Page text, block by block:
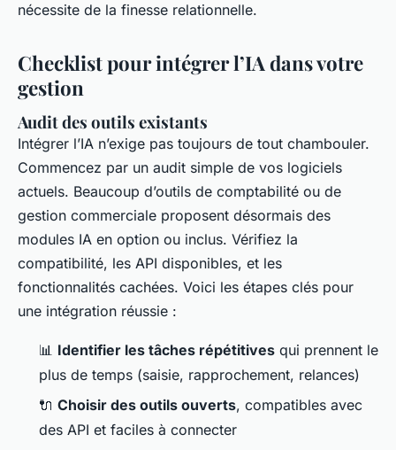
nécessite de la finesse relationnelle.
Checklist pour intégrer l’IA dans votre
gestion
Audit des outils existants
Intégrer l’IA n’exige pas toujours de tout chambouler.
Commencez par un audit simple de vos logiciels
actuels. Beaucoup d’outils de comptabilité ou de
gestion commerciale proposent désormais des
modules IA en option ou inclus. Vérifiez la
compatibilité, les API disponibles, et les
fonctionnalités cachées. Voici les étapes clés pour
une intégration réussie :
📊 Identifier les tâches répétitives qui prennent le
plus de temps (saisie, rapprochement, relances)
🔌 Choisir des outils ouverts, compatibles avec
des API et faciles à connecter